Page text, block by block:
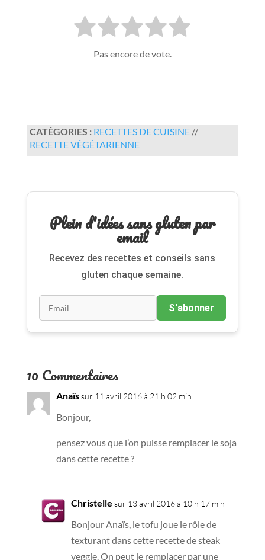
Pas encore de vote.
CATÉGORIES : RECETTES DE CUISINE//
RECETTE VÉGÉTARIENNE
Plein d'idées sans gluten par
email
Recevez des recettes et conseils sans
gluten chaque semaine.
S'abonner
10 Commentaires
Anaïssur 11 avril 2016 à 21 h 02 min
Bonjour,
pensez vous que l’on puisse remplacer le soja
dans cette recette ?
Christelle sur 13 avril 2016 à 10 h 17 min
Bonjour Anaïs, le tofu joue le rôle de
texturant dans cette recette de steak
veggie. On peut le remplacer par une